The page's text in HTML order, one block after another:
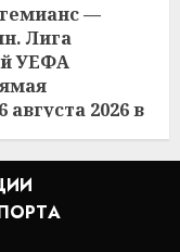
—
Лига
УЕФА
августа 2026 в